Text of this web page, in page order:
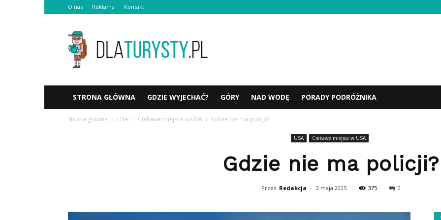
O nas Reklama Kontakt
Dlaturysty.pl
STRONA GŁÓWNA GDZIE WYJECHAĆ? GÓRY NAD WODĘ PORADY PODRÓŻNIKA
Strona główna USA Ciekawe miejsca w USA Gdzie nie ma policji?
USA Ciekawe miejsca w USA
Gdzie nie ma policji?
Przez Redakcja - 2 maja 2025 375 0